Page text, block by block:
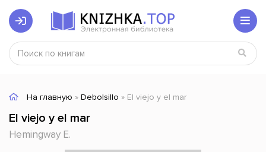
На главную » Debolsillo » El viejo y el mar
El viejo y el mar
Hemingway E.